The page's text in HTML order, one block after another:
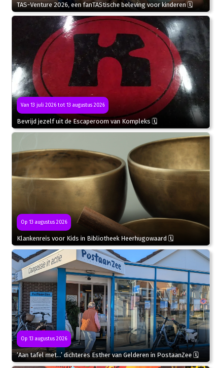
TAS-Venture 2026, een fanTAStische beleving voor kinderen 🗓
Van 13 juli 2026 tot 13 augustus 2026
Bevrijd jezelf uit de Escaperoom van Kompleks 🗓
Op 13 augustus 2026
Klankenreis voor Kids in Bibliotheek Heerhugowaard 🗓
Op 13 augustus 2026
‘Aan tafel met…’ dichteres Esther van Gelderen in PostaanZee 🗓